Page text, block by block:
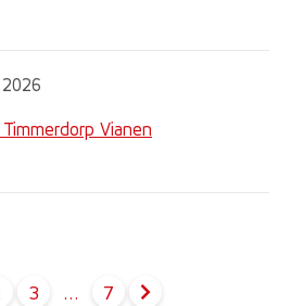
Vianen
3 … 7